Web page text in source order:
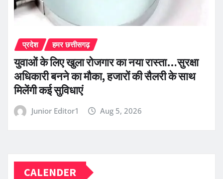
प्रदेश हमर छत्तीसगढ़
युवाओं के लिए खुला रोजगार का नया रास्ता…सुरक्षा
अधिकारी बनने का मौका, हजारों की सैलरी के साथ
मिलेंगी कई सुविधाएं
Junior Editor1 Aug 5, 2026
CALENDER